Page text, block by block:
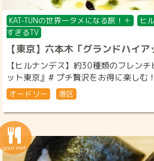
KAT-TUNの世界一タメになる旅！＋ ヒ
すぎるTV
【東京】六本木「グランドハイア
【ヒルナンデス】約30種類のフレン
ット東京』# プチ贅沢をお得に楽し
オードリー 港区